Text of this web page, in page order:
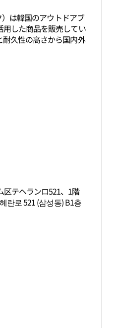
）は韓国のアウトドアブ
用した商品を販売してい
耐久性の高さから国内外
区テヘランロ521、1階
란로 521 (삼성동) B1층